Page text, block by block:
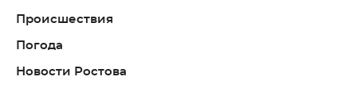
Происшествия
Погода
Новости Ростова